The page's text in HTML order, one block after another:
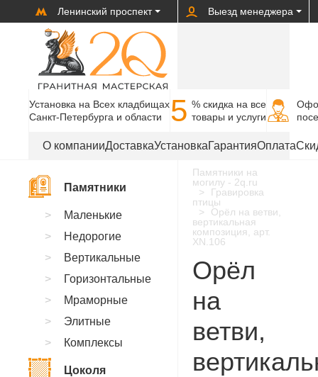
Ленинский проспект Выезд менеджера
Установка на Всех кладбищах
Санкт-Петербурга и области
5 % cкидка на все
товары и услуги
О компанииДоставкаУстановкаГарантияОплата
Памятники на
могилу - 2q.ru
Гравировка
птицы
Орёл на ветви,
вертикальная
композиция, арт.
XN.106
Орёл
на
ветви,
Памятники
Маленькие
Недорогие
Вертикальные
Горизонтальные
Мраморные
Элитные
Комплексы
Цоколя